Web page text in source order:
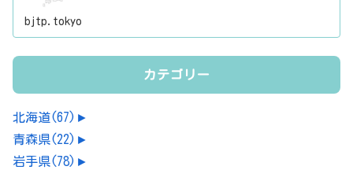
bjtp.tokyo
カテゴリー
北海道(67) ►
青森県(22) ►
岩手県(78) ►